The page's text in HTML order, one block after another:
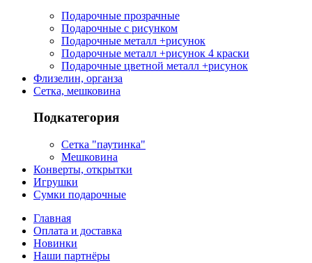
Подарочные прозрачные
Подарочные с рисунком
Подарочные металл +рисунок
Подарочные металл +рисунок 4 краски
Подарочные цветной металл +рисунок
Флизелин, органза
Сетка, мешковина
Подкатегория
Сетка "паутинка"
Мешковина
Конверты, открытки
Игрушки
Сумки подарочные
Главная
Оплата и доставка
Новинки
Наши партнёры